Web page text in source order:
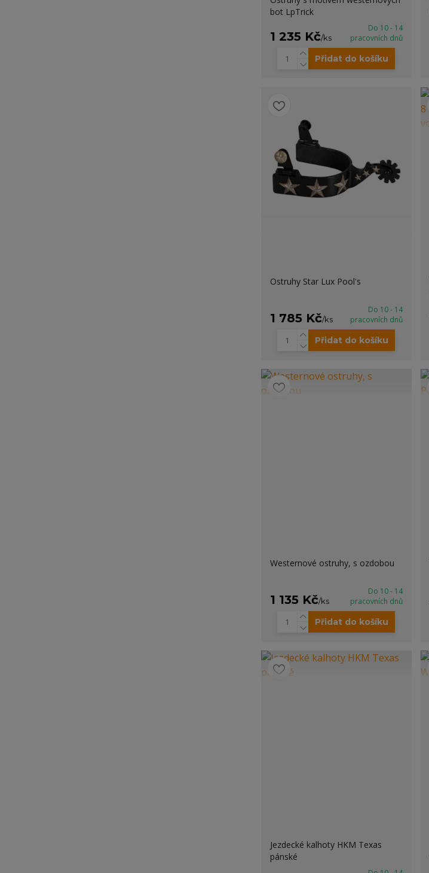
bot LpTrick
1 235 Kč/ks
Do 10 - 14
pracovních dnů
Přidat do košíku
Ostruhy Star Lux Pool's
1 785 Kč/ks
Do 10 - 14
pracovních dnů
Přidat do košíku
Westernové ostruhy, s ozdobou
1 135 Kč/ks
Do 10 - 14
pracovních dnů
Přidat do košíku
Jezdecké kalhoty HKM Texas
pánské